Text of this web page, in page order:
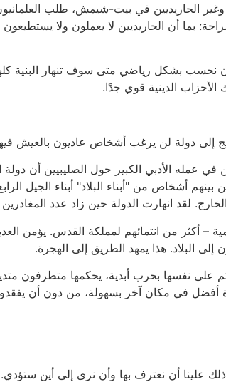
الحاريديين في بيت-شيمش، طلب
بما أن الحاريديين لا يعملون ولا
بشكل رياضي متى سوف تنهار البنية كلها.
الدينية قوي جدًا.
إلى دولة لن يرغب أشخاص عاديون بالعيش
عمله الأدبي الكبير حول الصليبيين أن دولة
أشخاص من "أبناء البلاد" أبناء الجيل
لقد انهارت الدولة حين زاد عدد
– أكثر من انتمائهم لمملكة القدس. يؤمن
إلى البلاد. هذا يمهد الطريق إلى الهجرة.
نفسها بحرب أبدية، يحكمها متطرفون
أفضل في مكان آخر بسهولة، من دون أن يفقدوا
علينا أن نعترف بها وأن نرى إلى أين ستؤدي.